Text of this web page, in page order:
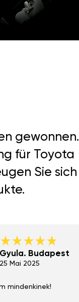
gewonnen.
für Toyota
Sie sich
Gyula. Budapest
25 Mai 2025
mindenkinek!